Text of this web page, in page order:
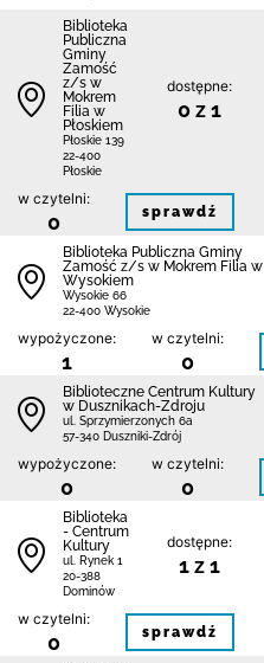
Biblio­teka
Publiczna
Gminy
Zamość
z/s w
Mokrem
Filia w
Płoskiem
Płoskie 139
22-400
Płoskie
dostępne:
0 z 1
w czytelni:
0 sprawdź
Biblio­teka Publiczna Gminy
Zamość z/s w Mokrem Filia w
Wysokiem
Wysokie 66
22-400 Wysokie
wypożyczone:
1
w czytelni:
0
Biblioteczne Centrum Kultury
w Dusznikach-Zdroju
ul. Sprzymierzonych 6a
57-340 Duszniki-Zdrój
wypożyczone:
0
w czytelni:
0
Biblioteka
- Centrum
Kultury
ul. Rynek 1
20-388
Dominów
dostępne:
1 z 1
w czytelni:
0 sprawdź